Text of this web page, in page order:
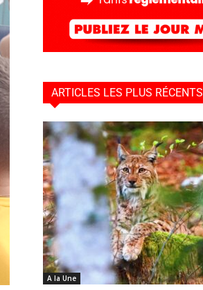
ARTICLES LES PLUS RÉCENTS
A la Une